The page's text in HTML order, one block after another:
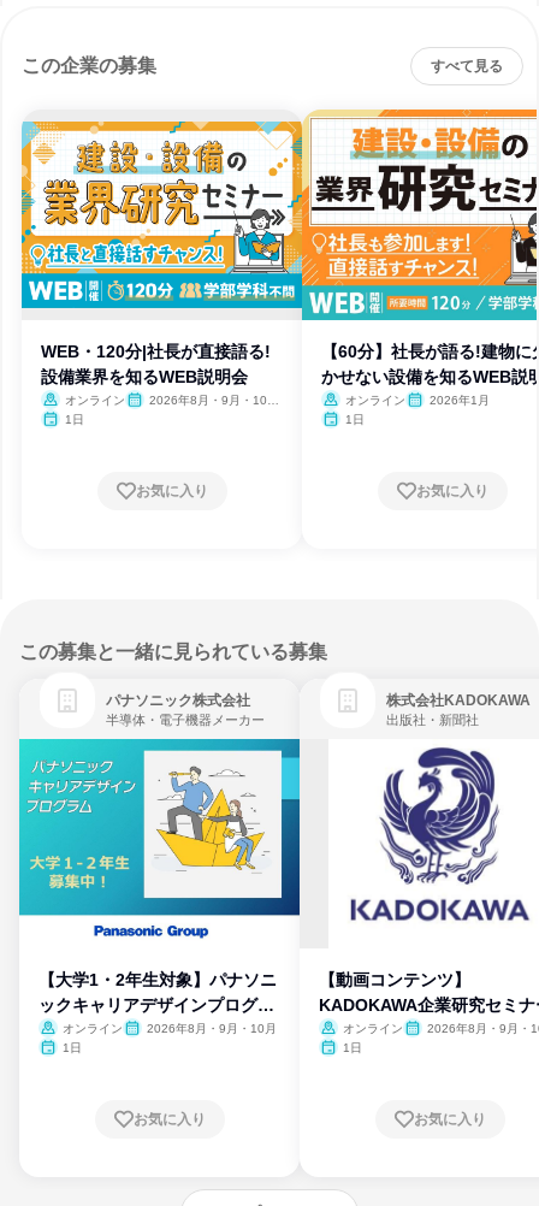
この企業の募集 すべて見る
WEB・120分|社長が直接語る!
設備業界を知るWEB説明会
オンライン
2026年8月・9月・10
1日
お気に入り
【60分】社長が語る!建物に
かせない設備を知るWEB説
オンライン
2026年1月
1日
お気に入り
この募集と一緒に見られている募集
パナソニック株式会社
半導体・電子機器メーカー
【大学1・2年生対象】パナソニ
ックキャリアデザインプログラ
ム
オンライン
2026年8月・9月・10月
1日
お気に入り
株式会社KADOKAWA
出版社・新聞社
【動画コンテンツ】
KADOKAWA企業研究セミナ
オンライン
2026年8月・9月・
1日
お気に入り